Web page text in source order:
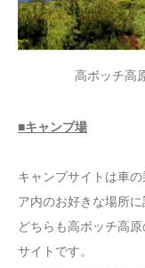
高ボッチ高
■キャンプ場
キャンプサイトは車
ア内のお好きな場所
どちらも高ボッチ高
サイトです。